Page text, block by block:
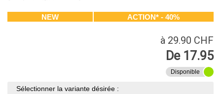
NEW ACTION* - 40%
à 29.90 CHF
De 17.95
Disponible
Sélectionner la variante désirée :